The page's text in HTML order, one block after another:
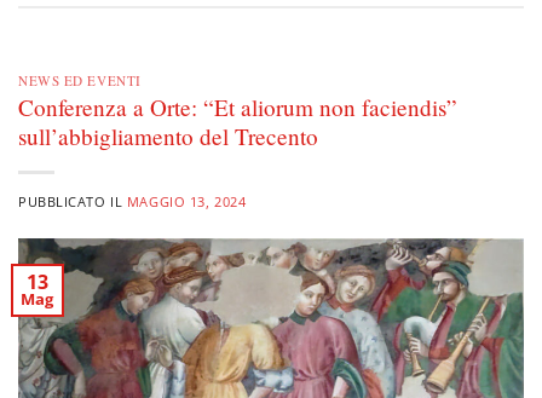
NEWS ED EVENTI
Conferenza a Orte: “Et aliorum non faciendis”
sull’abbigliamento del Trecento
PUBBLICATO IL MAGGIO 13, 2024
13
Mag